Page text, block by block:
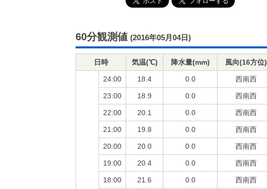
60分観測値 (2016年05月04日)
日時 気温(℃) 降水量(mm) 風向(16方位)
24:00 18.4 0.0 西南西
23:00 18.9 0.0 西南西
22:00 20.1 0.0 西南西
21:00 19.8 0.0 西南西
20:00 20.0 0.0 西南西
19:00 20.4 0.0 西南西
18:00 21.6 0.0 西南西